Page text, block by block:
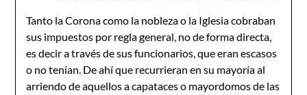
Tanto la Corona como la nobleza o la Iglesia cobraban
sus impuestos por regla general, no de forma directa,
es decir a través de sus funcionarios, que eran escasos
o no tenían. De ahí que recurrieran en su mayoría al
arriendo de aquellos a capataces o mayordomos de las